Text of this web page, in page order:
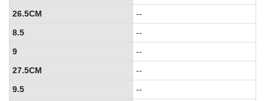
26.5CM
--
8.5
--
9
--
27.5CM
--
9.5
--